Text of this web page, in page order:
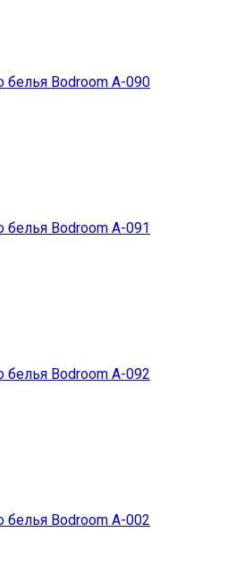
белья Bodroom A-090
белья Bodroom A-091
белья Bodroom A-092
белья Bodroom A-002